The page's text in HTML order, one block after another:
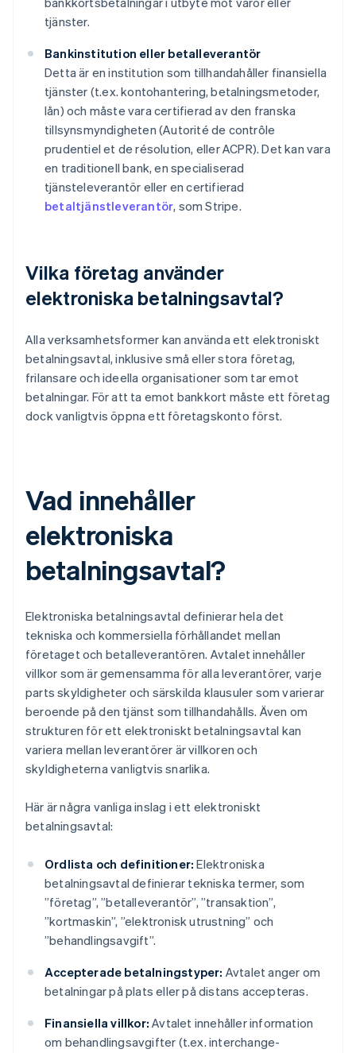
tjänster.
Bankinstitution eller betalleverantör
Detta är en institution som tillhandahåller finansiella
tjänster (t.ex. kontohantering, betalningsmetoder,
lån) och måste vara certifierad av den franska
tillsynsmyndigheten (Autorité de contrôle
prudentiel et de résolution, eller ACPR). Det kan vara
en traditionell bank, en specialiserad
tjänsteleverantör eller en certifierad
betaltjänstleverantör, som Stripe.
Vilka företag använder
elektroniska betalningsavtal?
Alla verksamhetsformer kan använda ett elektroniskt
betalningsavtal, inklusive små eller stora företag,
frilansare och ideella organisationer som tar emot
betalningar. För att ta emot bankkort måste ett företag
dock vanligtvis öppna ett företagskonto först.
Vad innehåller
elektroniska
betalningsavtal?
Elektroniska betalningsavtal definierar hela det
tekniska och kommersiella förhållandet mellan
företaget och betalleverantören. Avtalet innehåller
villkor som är gemensamma för alla leverantörer, varje
parts skyldigheter och särskilda klausuler som varierar
beroende på den tjänst som tillhandahålls. Även om
strukturen för ett elektroniskt betalningsavtal kan
variera mellan leverantörer är villkoren och
skyldigheterna vanligtvis snarlika.
Här är några vanliga inslag i ett elektroniskt
betalningsavtal:
Ordlista och definitioner: Elektroniska
betalningsavtal definierar tekniska termer, som
”företag”, ”betalleverantör”, ”transaktion”,
”kortmaskin”, ”elektronisk utrustning” och
”behandlingsavgift”.
Accepterade betalningstyper: Avtalet anger om
betalningar på plats eller på distans accepteras.
Finansiella villkor: Avtalet innehåller information
om behandlingsavgifter (t.ex. interchange-